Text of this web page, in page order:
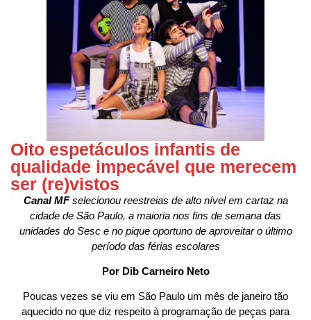
Oito espetáculos infantis de
qualidade impecável que merecem
ser (re)vistos
Canal MFselecionou reestreias de alto nível em cartaz na
cidade de São Paulo, a maioria nos fins de semana das
unidades do Sesc e no pique oportuno de aproveitar o último
período das férias escolares
Por Dib Carneiro Neto
Poucas vezes se viu em São Paulo um mês de janeiro tão
aquecido no que diz respeito à programação de peças para